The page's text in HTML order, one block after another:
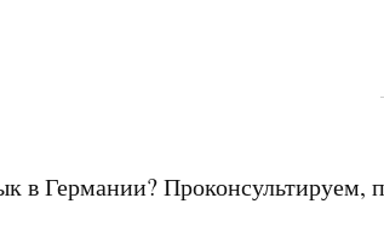
в Германии?